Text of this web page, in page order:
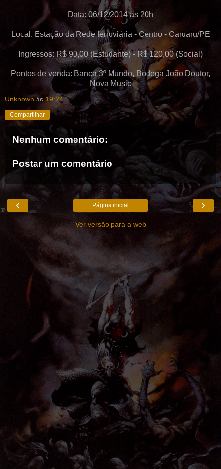
Data: 06/12/2014 as 20h
Local: Estação da Rede ferroviária - Centro - Caruaru/PE
Ingressos: R$ 90,00 (Estudante) - R$ 120,00 (Social)
Pontos de venda: Banca 3º Mundo, Bodega João Doutor,
Nova Music
Unknown às19:24
Compartilhar
Nenhum comentário:
Postar um comentário
‹ ›
Página inicial
Ver versão para a web